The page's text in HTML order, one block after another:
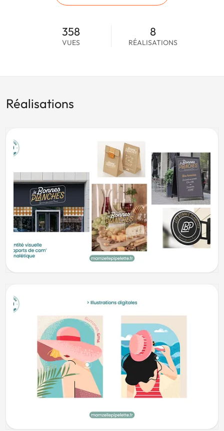
358
VUES
8
RÉALISATIONS
Réalisations